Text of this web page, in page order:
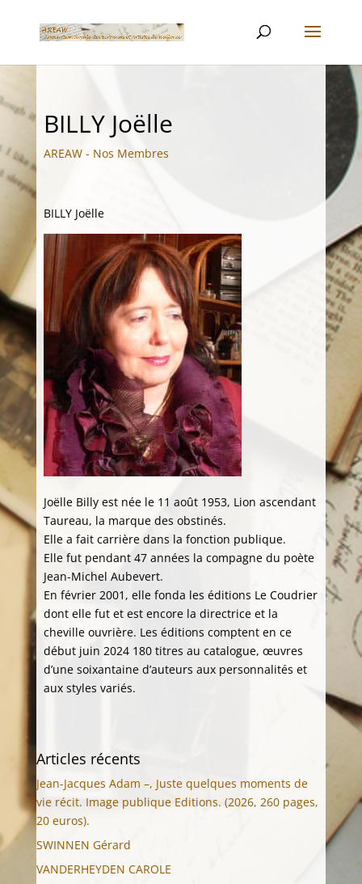
BILLY Joëlle
AREAW - Nos Membres
BILLY Joëlle
Joëlle Billy est née le 11 août 1953, Lion ascendant
Taureau, la marque des obstinés.
Elle a fait carrière dans la fonction publique.
Elle fut pendant 47 années la compagne du poète
Jean-Michel Aubevert.
En février 2001, elle fonda les éditions Le Coudrier
dont elle fut et est encore la directrice et la
cheville ouvrière. Les éditions comptent en ce
début juin 2024 180 titres au catalogue, œuvres
d’une soixantaine d’auteurs aux personnalités et
aux styles variés.
Articles récents
Jean-Jacques Adam –, Juste quelques moments de
vie récit. Image publique Editions. (2026, 260 pages,
20 euros).
SWINNEN Gérard
VANDERHEYDEN CAROLE